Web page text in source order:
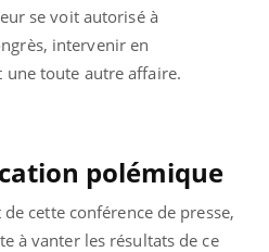
se voit autorisé à
intervenir en
une toute autre affaire.
polémique
cette conférence de presse,
à vanter les résultats de ce